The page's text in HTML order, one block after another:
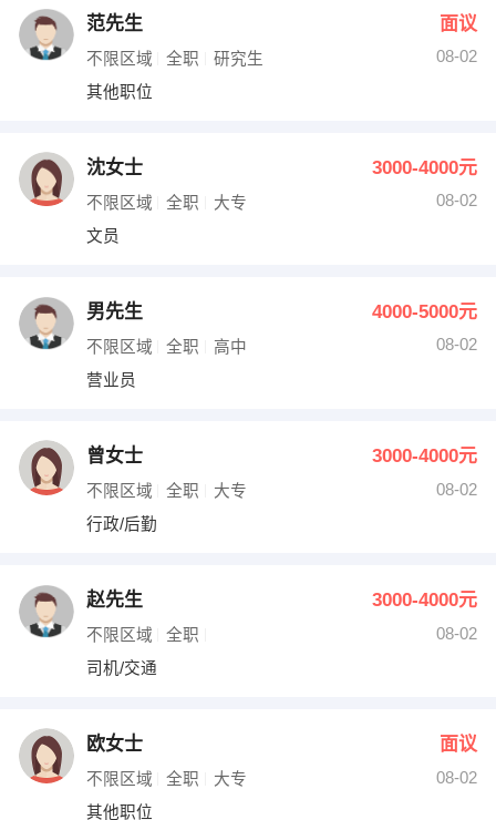
范先生 面议
不限区域 全职 研究生
08-02
其他职位
沈女士 3000-4000元
不限区域 全职 大专
08-02
文员
男先生 4000-5000元
不限区域 全职 高中
08-02
营业员
曾女士 3000-4000元
不限区域 全职 大专
08-02
行政/后勤
赵先生 3000-4000元
不限区域 全职
08-02
司机/交通
欧女士 面议
不限区域 全职 大专
08-02
其他职位